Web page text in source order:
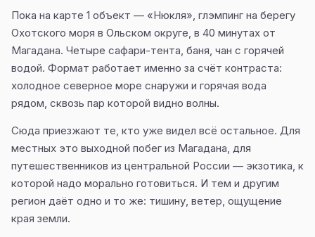
Пока на карте 1 объект — «Нюкля», глэмпинг на берегу
Охотского моря в Ольском округе, в 40 минутах от
Магадана. Четыре сафари-тента, баня, чан с горячей
водой. Формат работает именно за счёт контраста:
холодное северное море снаружи и горячая вода
рядом, сквозь пар которой видно волны.
Сюда приезжают те, кто уже видел всё остальное. Для
местных это выходной побег из Магадана, для
путешественников из центральной России — экзотика, к
которой надо морально готовиться. И тем и другим
регион даёт одно и то же: тишину, ветер, ощущение
края земли.